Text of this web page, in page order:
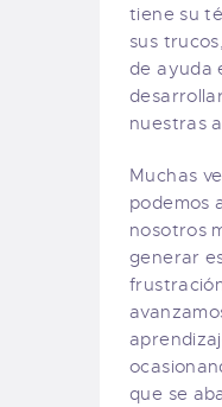
tiene su
sus
de ayuda
nuestras
Muchas
podemos
nosotros
generar
que se